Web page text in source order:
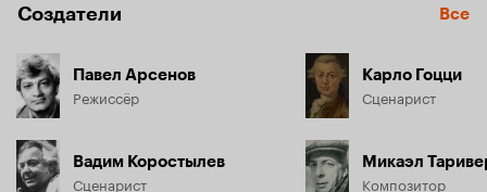
Создатели Все
Павел Арсенов
Режиссёр
Вадим Коростылев
Сценарист
Карло Гоцци
Сценарист
Микаэл
Композитор